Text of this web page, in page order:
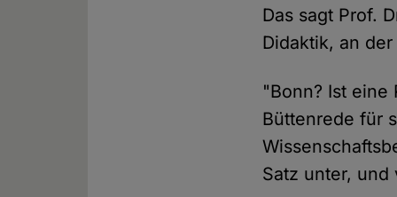
Das sagt Prof.
Didaktik, an
"Bonn? Ist eine
Büttenrede für
Satz unter,